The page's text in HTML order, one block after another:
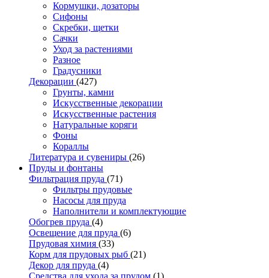
Кормушки, дозаторы
Сифоны
Скребки, щетки
Сачки
Уход за растениями
Разное
Градусники
Декорации (427)
Грунты, камни
Искусственные декорации
Искусственные растения
Натуральные коряги
Фоны
Кораллы
Литература и сувениры (26)
Пруды и фонтаны
Фильтрация пруда (71)
Фильтры прудовые
Насосы для пруда
Наполнители и комплектующие
Обогрев пруда (4)
Освещение для пруда (6)
Прудовая химия (33)
Корм для прудовых рыб (21)
Декор для пруда (4)
Средства для ухода за прудом (1)